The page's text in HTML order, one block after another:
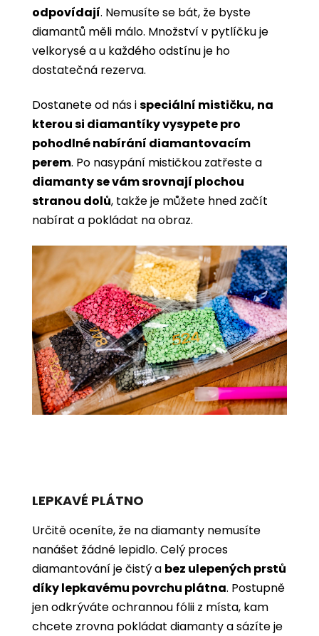
odpovídají. Nemusíte se bát, že byste
diamantů měli málo. Množství v pytlíčku je
velkorysé a u každého odstínu je ho
dostatečná rezerva.
Dostanete od nás ispeciální mističku, na
kterou si diamantíky vysypete pro
pohodlné nabírání diamantovacím
perem. Po nasypání mističkou zatřeste a
diamanty se vám srovnají plochou
stranou dolů, takže je můžete hned začít
nabírat a pokládat na obraz.
LEPKAVÉ PLÁTNO
Určitě oceníte, že na diamanty nemusíte
nanášet žádné lepidlo. Celý proces
diamantování je čistý a bez ulepených prstů
díky lepkavému povrchu plátna. Postupně
jen odkrýváte ochrannou fólii z místa, kam
chcete zrovna pokládat diamanty a sázíte je